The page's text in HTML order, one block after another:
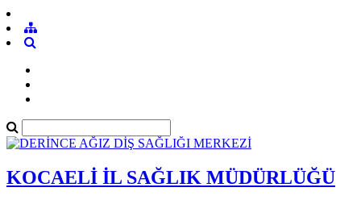
KOCAELİ İL SAĞLIK MÜDÜRLÜĞÜ